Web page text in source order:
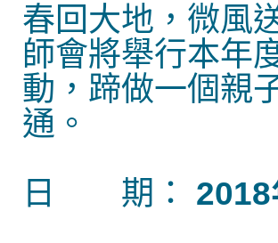
春回大地 ，微風
師會將舉行本年
動，蹄做一個親
通。
日 期：
2018